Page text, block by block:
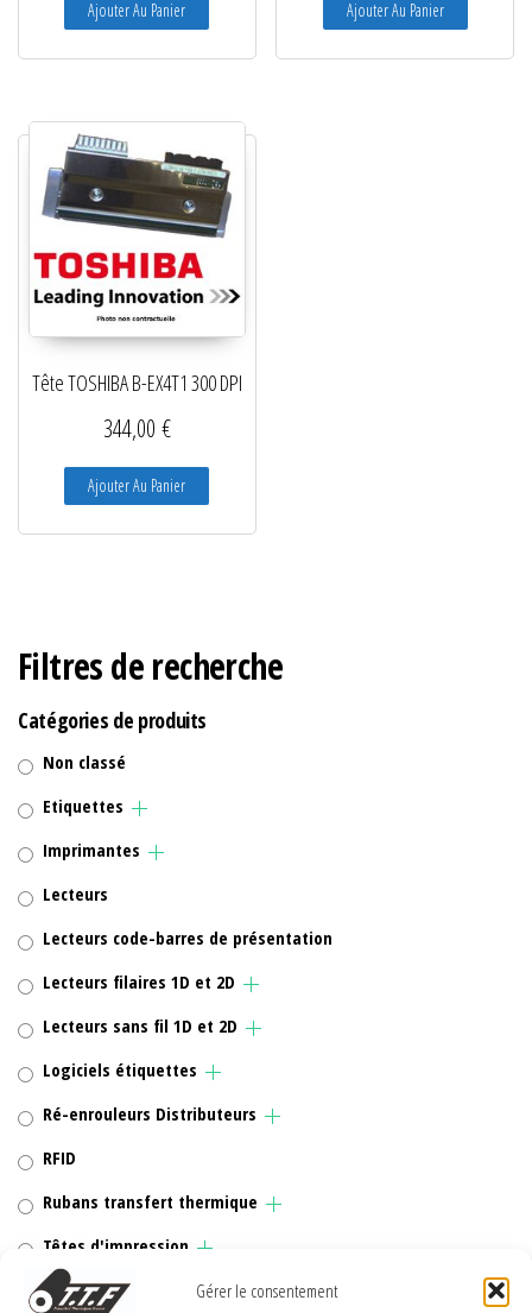
Gérer le consentement
Ajouter Au Panier Ajouter Au Panier
Tête TOSHIBA B-EX4T1 300 DPI
344,00 €
Ajouter Au Panier
Filtres de recherche
Catégories de produits
Non classé
Etiquettes
Imprimantes
Lecteurs
Lecteurs code-barres de présentation
Lecteurs filaires 1D et 2D
Lecteurs sans fil 1D et 2D
Logiciels étiquettes
Ré-enrouleurs Distributeurs
RFID
Rubans transfert thermique
Têtes d'impression